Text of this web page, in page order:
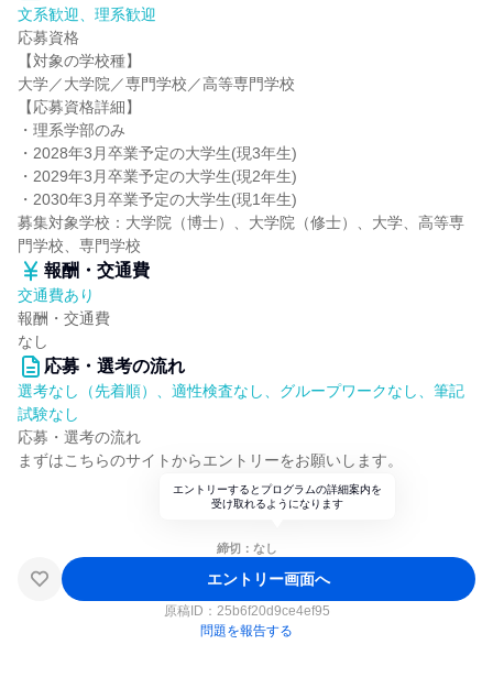
文系歓迎、理系歓迎
応募資格
【対象の学校種】
大学／大学院／専門学校／高等専門学校
【応募資格詳細】
・理系学部のみ
・2028年3月卒業予定の大学生(現3年生)
・2029年3月卒業予定の大学生(現2年生)
・2030年3月卒業予定の大学生(現1年生)
募集対象学校：大学院（博士）、大学院（修士）、大学、高等専
門学校、専門学校
報酬・交通費
交通費あり
報酬・交通費
なし
応募・選考の流れ
選考なし（先着順）、適性検査なし、グループワークなし、筆記
試験なし
応募・選考の流れ
まずはこちらのサイトからエントリーをお願いします。
エントリーするとプログラムの詳細案内を
受け取れるようになります
締切：なし
エントリー画面へ
原稿ID： 25b6f20d9ce4ef95
問題を報告する